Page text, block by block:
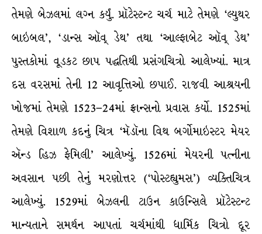
તેમણે બેઝલમાં લગ્ન કર્યું. પ્રૉટેસ્ટન્ટ ચર્ચ માટે તેમણે ‘લ્યુથર
બાઇબલ’, ‘ડાન્સ ઑવ્ ડેથ’ તથા ‘આલ્ફાબેટ ઑવ્ ડેથ’
પુસ્તકોમાં વૂડકટ છાપ પદ્ધતિથી પ્રસંગચિત્રો આલેખ્યાં. માત્ર
દસ વરસમાં તેની 12 આવૃત્તિઓ છપાઈ. રાજવી આશ્રયની
ખોજમાં તેમણે 1523–24માં ફ્રાન્સનો પ્રવાસ કર્યો. 1525માં
તેમણે વિશાળ કદનું ચિત્ર ‘મૅડૉના વિથ બર્ગોમાઇસ્ટર મેયર
ઍન્ડ હિઝ ફેમિલી’ આલેખ્યું. 1526માં મેયરની પત્નીના
અવસાન પછી તેનું મરણોત્તર (‘પોસ્ટહ્યુમસ’) વ્યક્તિચિત્ર
આલેખ્યું. 1529માં બેઝલની ટાઉન કાઉન્સિલે પ્રૉટેસ્ટન્ટ
માન્યતાને સમર્થન આપતાં ચર્ચમાંથી ધાર્મિક ચિત્રો દૂર